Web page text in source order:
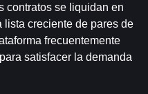
contratos se liquidan en
lista creciente de pares de
frecuentemente
satisfacer la demanda